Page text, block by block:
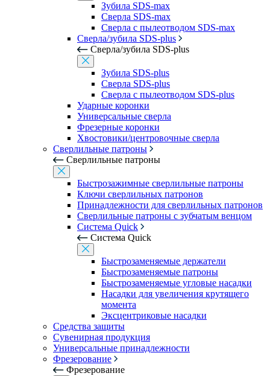
Зубила SDS-max
Сверла SDS-max
Сверла с пылеотводом SDS-max
Сверла/зубила SDS-plus
Сверла/зубила SDS-plus
Зубила SDS-plus
Сверла SDS-plus
Сверла с пылеотводом SDS-plus
Ударные коронки
Универсальные сверла
Фрезерные коронки
Хвостовики/центровочные сверла
Сверлильные патроны
Сверлильные патроны
Быстрозажимные сверлильные патроны
Ключи сверлильных патронов
Принадлежности для сверлильных патронов
Сверлильные патроны с зубчатым венцом
Система Quick
Система Quick
Быстрозаменяемые держатели
Быстрозаменяемые патроны
Быстрозаменяемые угловые насадки
Насадки для увеличения крутящего
момента
Эксцентриковые насадки
Средства защиты
Сувенирная продукция
Универсальные принадлежности
Фрезерование
Фрезерование